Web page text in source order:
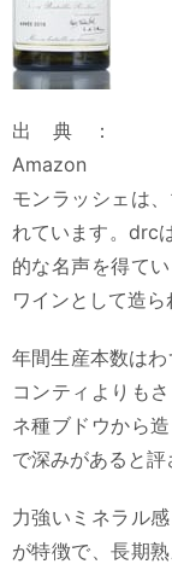
出典：
Amazon
モンラッシェは
れています。drc
的な名声を得て
ワインとして造ら
年間生産本数は
コンティよりも
ネ種ブドウから
で深みがあると評
力強いミネラル
が特徴で、長期